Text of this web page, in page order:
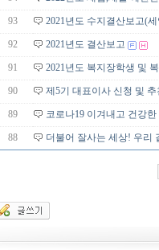
93 2021년도 수지결산보고(
92 2021년도 결산보고
91 2021년도 복지장학생 및
90 제5기 대표이사 신청 및 추
89 코로나19 이겨내고 건강
88 더불어 잘사는 세상! 우리